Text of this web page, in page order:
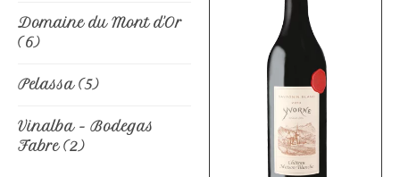
Domaine du Mont d'Or
(6)
Pelassa (5)
Vinalba - Bodegas
Fabre (2)